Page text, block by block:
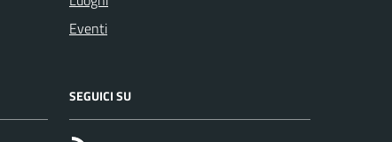
Eventi
SEGUICI SU